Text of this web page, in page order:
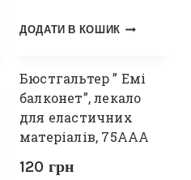
ДОДАТИ В КОШИК
Бюстгальтер ” Емі
балконет”, лекало
для еластичних
матеріалів, 75ААА
120 грн